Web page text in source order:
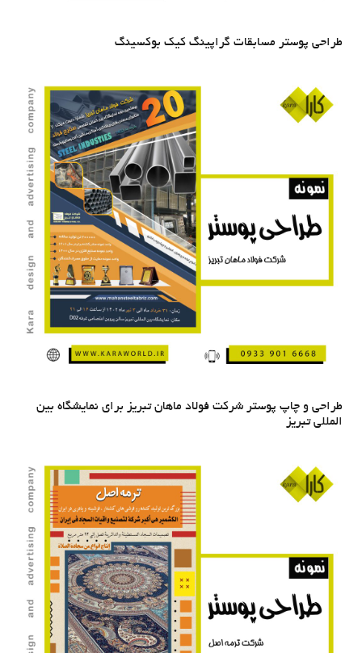
طراحی پوستر مسابقات گراپینگ کیک بوکسینگ
طراحی و چاپ پوستر شرکت فولاد ماهان تبریز برای نمایشگاه بین
المللی تبریز